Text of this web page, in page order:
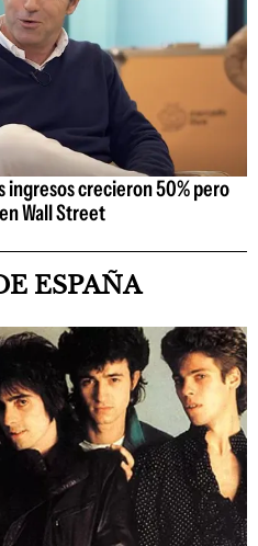
ingresos crecieron 50% pero
Wall Street
ESPAÑA